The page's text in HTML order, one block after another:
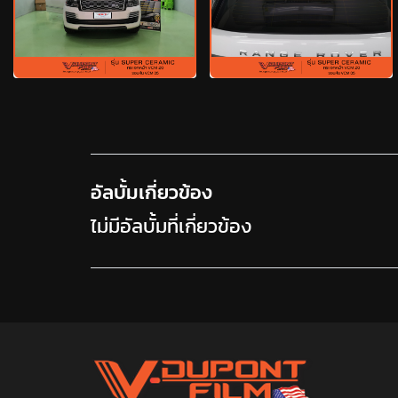
อัลบั้มเกี่ยวข้อง
ไม่มีอัลบั้มที่เกี่ยวข้อง